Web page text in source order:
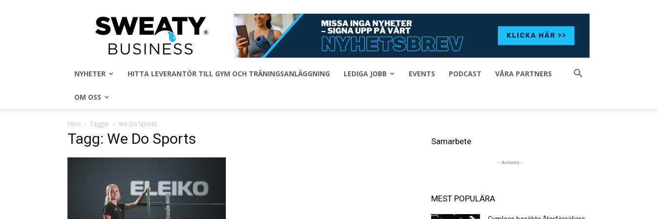
Sweaty
Business
NYHETER HITTA LEVERANTÖR TILL GYM OCH TRÄNINGSANLÄGGNING LEDIGA JOBB EVENTS PODCAST VÅRA PARTNERS
OM OSS
Hem Taggar We Do Sports
Tagg: We Do Sports Samarbete
- Annons -
MEST POPULÄRA